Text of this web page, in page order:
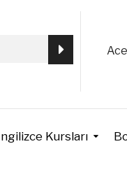
Kursları